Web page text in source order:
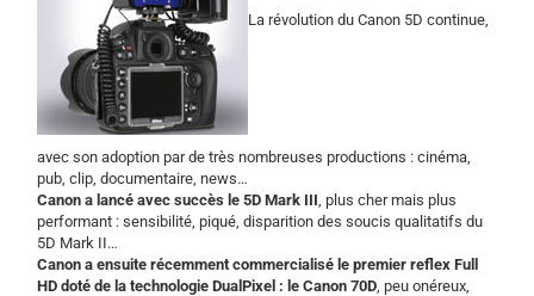
La révolution du Canon 5D continue,
avec son adoption par de très nombreuses productions : cinéma,
pub, clip, documentaire, news…
Canon a lancé avec succès le 5D Mark III , plus cher mais plus
performant : sensibilité, piqué, disparition des soucis qualitatifs du
5D Mark II…
Canon a ensuite récemment commercialisé le premier reflex Full
HD doté de la technologie DualPixel : le Canon 70D , peu onéreux,